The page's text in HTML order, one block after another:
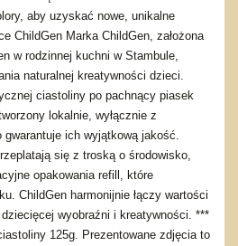
aby uzyskać nowe, unikalne
ChildGen Marka ChildGen, założona
w rodzinnej kuchni w Stambule,
naturalnej kreatywności dzieci.
ciastoliny po pachnący piasek
lokalnie, wyłącznie z
gwarantuje ich wyjątkową jakość.
się z troską o środowisko,
opakowania refill, które
ChildGen harmonijnie łączy wartości
wyobraźni i kreatywności. ***
125g. Prezentowane zdjęcia to